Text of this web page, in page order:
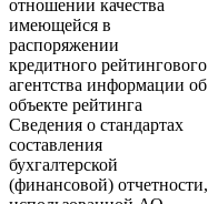
отношении качества
имеющейся в
распоряжении
кредитного рейтингового
агентства информации об
объекте рейтинга
Сведения о стандартах
составления
бухгалтерской
(финансовой) отчетности,